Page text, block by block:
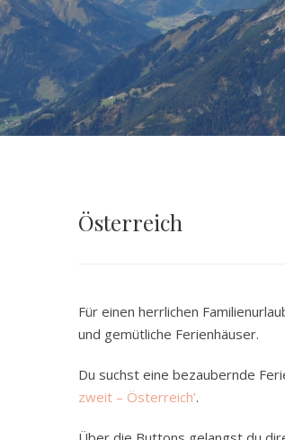
Österreich
Für einen herrlichen
und gemütliche Ferienhäuser.
Du suchst eine bezaubernde
zweit – Österreich’.